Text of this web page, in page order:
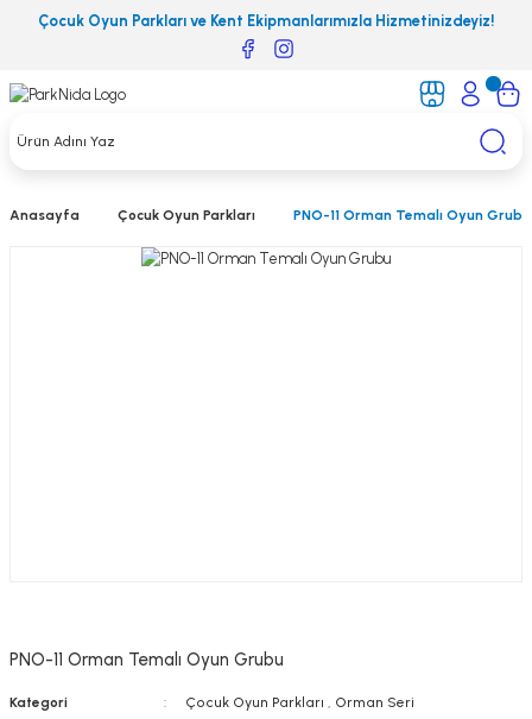
Çocuk Oyun Parkları ve Kent Ekipmanlarımızla Hizmetinizdeyiz!
Anasayfa Çocuk Oyun Parkları PNO-11 Orman Temalı Oyun Grubu
PNO-11 Orman Temalı Oyun Grubu
Kategori Çocuk Oyun Parkları
Orman Seri